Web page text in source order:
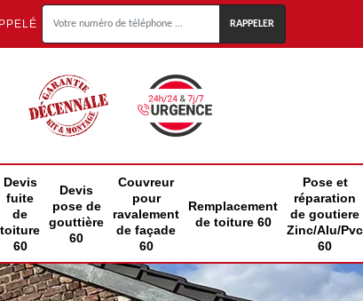
Devis
fuite
de
toiture
60
Devis
pose de
gouttière
60
Couvreur
pour
ravalement
de façade
60
Remplacement
de toiture 60
Pose et
réparation
de goutiere
Zinc/Alu/Pvc
60